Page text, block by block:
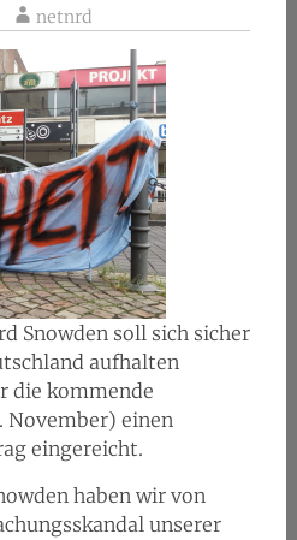
netnrd
Snowden soll sich sicher
aufhalten
die kommende
November) einen
eingereicht.
haben wir von
unserer